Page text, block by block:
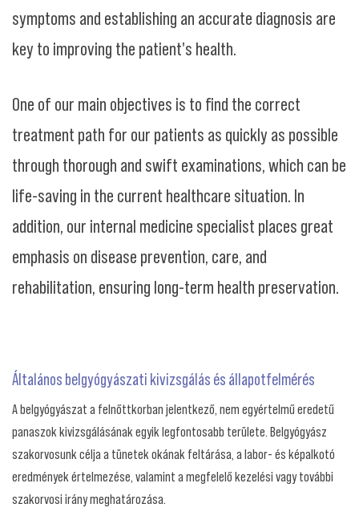
symptoms and establishing an accurate diagnosis are
key to improving the patient's health.
One of our main objectives is to find the correct
treatment path for our patients as quickly as possible
through thorough and swift examinations, which can be
life-saving in the current healthcare situation. In
addition, our internal medicine specialist places great
emphasis on disease prevention, care, and
rehabilitation, ensuring long-term health preservation.
Általános belgyógyászati kivizsgálás és állapotfelmérés
A belgyógyászat a felnőttkorban jelentkező, nem egyértelmű eredetű
panaszok kivizsgálásának egyik legfontosabb területe. Belgyógyász
szakorvosunk célja a tünetek okának feltárása, a labor- és képalkotó
eredmények értelmezése, valamint a megfelelő kezelési vagy további
szakorvosi irány meghatározása.